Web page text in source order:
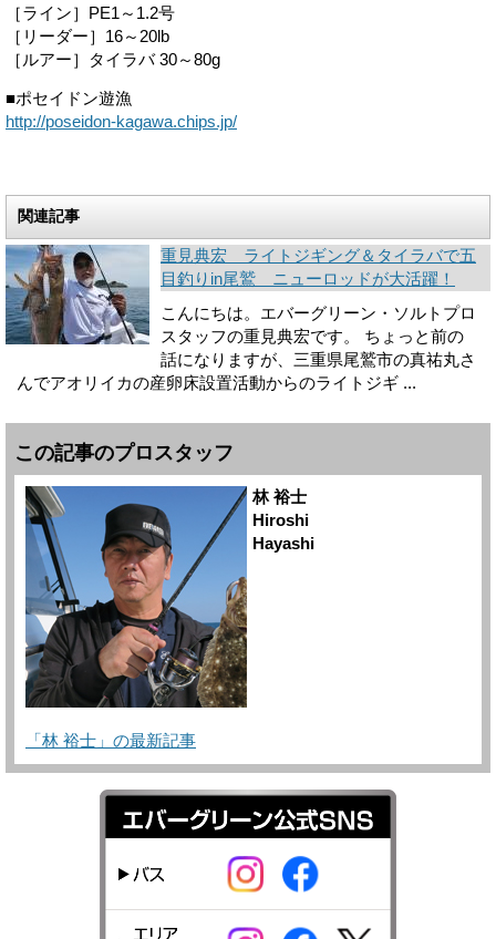
［ライン］PE1～1.2号
［リーダー］16～20lb
［ルアー］タイラバ 30～80g
■ポセイドン遊漁
http://poseidon-kagawa.chips.jp/
関連記事
重見典宏 ライトジギング＆タイラバで五
目釣りin尾鷲 ニューロッドが大活躍！
こんにちは。エバーグリーン・ソルトプロ
スタッフの重見典宏です。 ちょっと前の
話になりますが、三重県尾鷲市の真祐丸さ
んでアオリイカの産卵床設置活動からのライトジギ ...
この記事のプロスタッフ
林 裕士
Hiroshi
Hayashi
「林 裕士」の最新記事